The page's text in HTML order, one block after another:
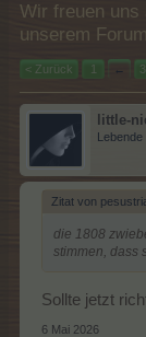
Wir freuen uns
unserem
< Zurück 1 ←
little-
Zitat von
die 1808
stimmen, dass
Sollte jetzt
6 Mai 2026